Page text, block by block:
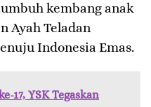
kembang anak
Ayah Teladan
Indonesia Emas.
17, YSK Tegaskan